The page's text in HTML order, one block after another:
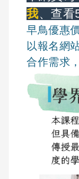
我、查看
早鳥優惠
以報名網
合作需求